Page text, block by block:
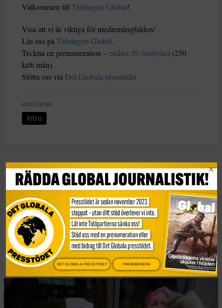
Välkommen tillTidningen Global!
Visa att vi är viktiga för mediemångfalden!
Läs oss påTidningen Global.
Teckna en prenumeration –endast 59 öre/nyhet (250
kr/6 mån).
Stötta oss via Det Globala presstödet.
KATEGORI
Intro
Intro
FN-oro över brittisk
terrorlag
Publicerad 2 januari, 2026 4 min lästid
DET GLOBALA PRESSTÖDET PRENUMERERA